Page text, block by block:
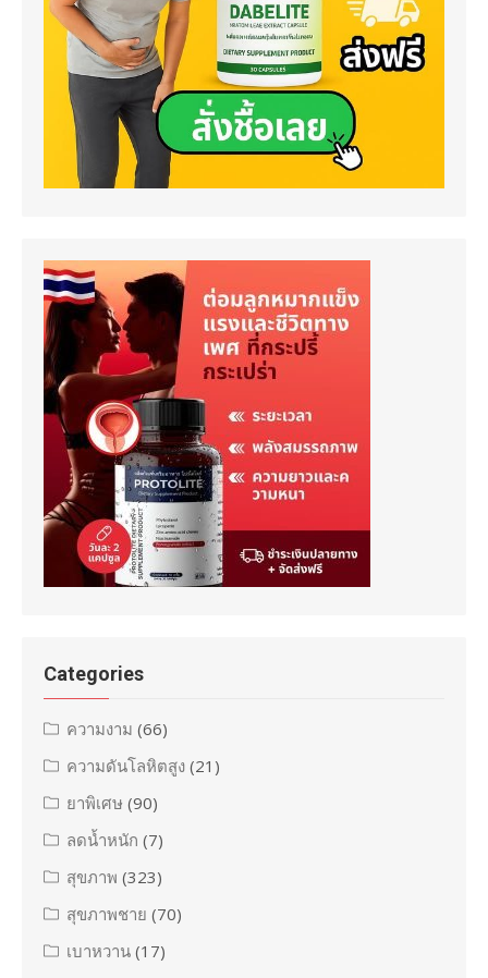
Categories
ความงาม (66)
ความดันโลหิตสูง (21)
ยาพิเศษ (90)
ลดน้ำหนัก (7)
สุขภาพ (323)
สุขภาพชาย (70)
เบาหวาน (17)